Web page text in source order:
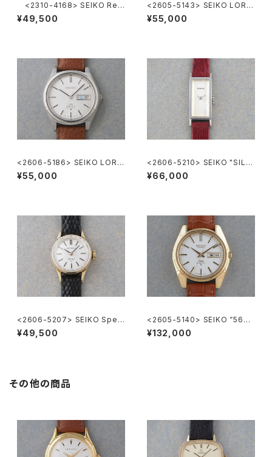
<2310-4168> SEIKO Ref.
2419-0010
¥49,500
<2605-5143> SEIKO LORD
MATIC
¥55,000
<2606-5186> SEIKO LORD
MATIC
¥55,000
<2606-5210> SEIKO "SILV
ER885" rectangular case
¥66,000
<2606-5207> SEIKO Speci
al
¥49,500
<2605-5140> SEIKO ”56K
S" KING SEIKO
¥132,000
その他の商品